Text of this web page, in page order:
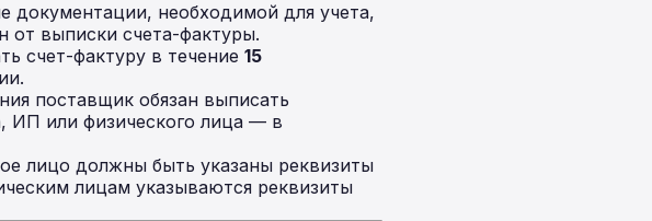
документации, необходимой для учета,
от выписки счета-фактуры.
счет-фактуру в течение 15
поставщик обязан выписать
ИП или физического лица — в
лицо должны быть указаны реквизиты
лицам указываются реквизиты